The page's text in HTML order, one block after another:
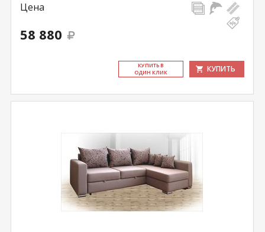
Цена
58 880
КУ­ПИТЬ В
ОДИН КЛИК
КУПИТЬ